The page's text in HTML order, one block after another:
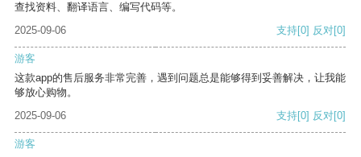
查找资料、翻译语言、编写代码等。
2025-09-06
支持[0] 反对[0]
游客
这款app的售后服务非常完善，遇到问题总是能够得到妥善解决，让我能
够放心购物。
2025-09-06
支持[0] 反对[0]
游客